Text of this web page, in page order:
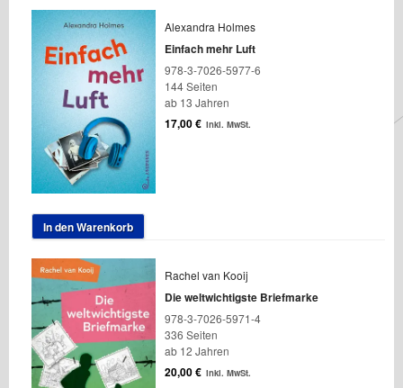
Alexandra Holmes
Einfach mehr Luft
978-3-7026-5977-6
144 Seiten
ab 13 Jahren
17,00€ inkl. MwSt.
In den Warenkorb
Rachel van Kooij
Die weltwichtigste Briefmarke
978-3-7026-5971-4
336 Seiten
ab 12 Jahren
20,00€ inkl. MwSt.